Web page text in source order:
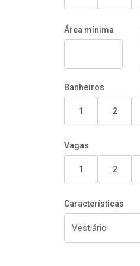
Área mínima
Banheiros
1 2
Vagas
1 2
Características